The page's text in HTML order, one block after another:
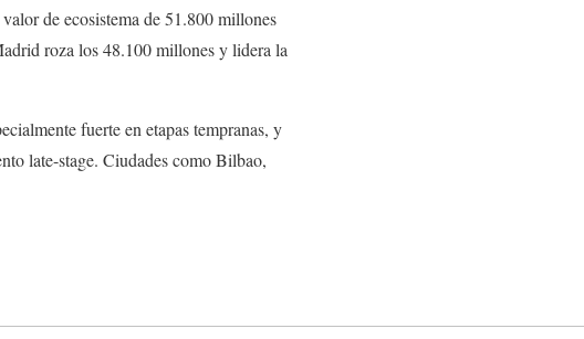
de ecosistema de 51.800 millones
roza los 48.100 millones y lidera la
fuerte en etapas tempranas, y
late-stage. Ciudades como Bilbao,